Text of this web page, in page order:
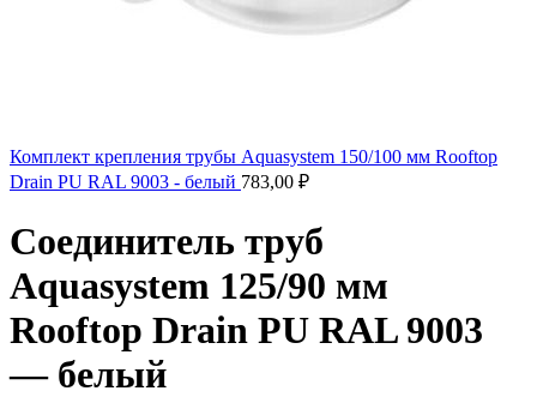
Комплект крепления трубы Aquasystem 150/100 мм Rooftop
Drain PU RAL 9003 - белый 783,00 ₽
Соединитель труб
Aquasystem 125/90 мм
Rooftop Drain PU RAL 9003
— белый